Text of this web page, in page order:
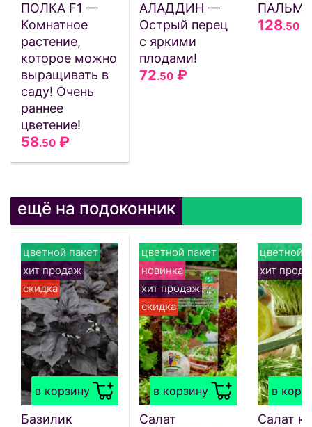
ПОЛКА F1 —
Комнатное
растение,
которое можно
выращивать в
саду! Очень
раннее
цветение!
58.50 ₽
АЛАДДИН —
Острый перец
с яркими
плодами!
72.50 ₽
ПАЛЬМА
128.50
ещё на подоконник
в корзину
цветной пакет
хит продаж
скидка
Базилик
в корзину
цветной пакет
новинка
хит продаж
скидка
Салат
в
цветной
хит
Салат